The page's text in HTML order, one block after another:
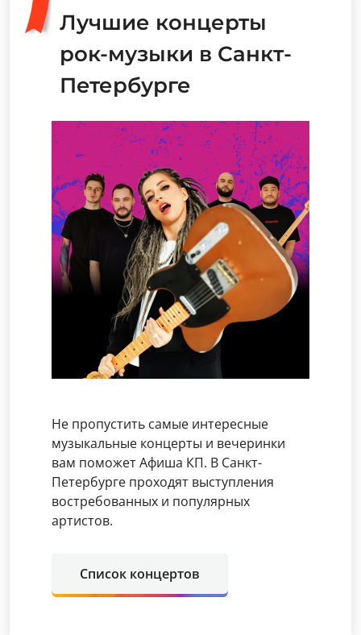
Лучшие концерты
рок-музыки в Санкт-
Петербурге
Не пропустить самые интересные
музыкальные концерты и вечеринки
вам поможет Афиша КП. В Санкт-
Петербурге проходят выступления
востребованных и популярных
артистов.
Список концертов